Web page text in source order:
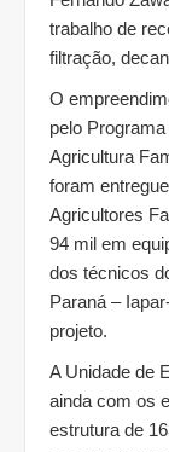
trabalho de
filtração,
O
pelo
Agricultura
foram
Agricultores
94 mil em
dos técnicos
Paraná –
projeto.
A Unidade de
ainda com os
estrutura de